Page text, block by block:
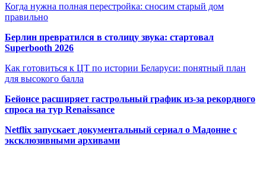
Когда нужна полная перестройка: сносим старый дом
правильно
Берлин превратился в столицу звука: стартовал
Superbooth 2026
Как готовиться к ЦТ по истории Беларуси: понятный план
для высокого балла
Бейонсе расширяет гастрольный график из-за рекордного
спроса на тур Renaissance
Netflix запускает документальный сериал о Мадонне с
эксклюзивными архивами